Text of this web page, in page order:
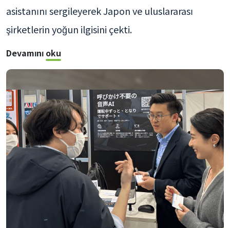
asistanını sergileyerek Japon ve uluslararası
şirketlerin yoğun ilgisini çekti.
Devamını oku